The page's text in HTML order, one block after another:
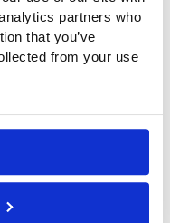
partners who
that you’ve
from your use